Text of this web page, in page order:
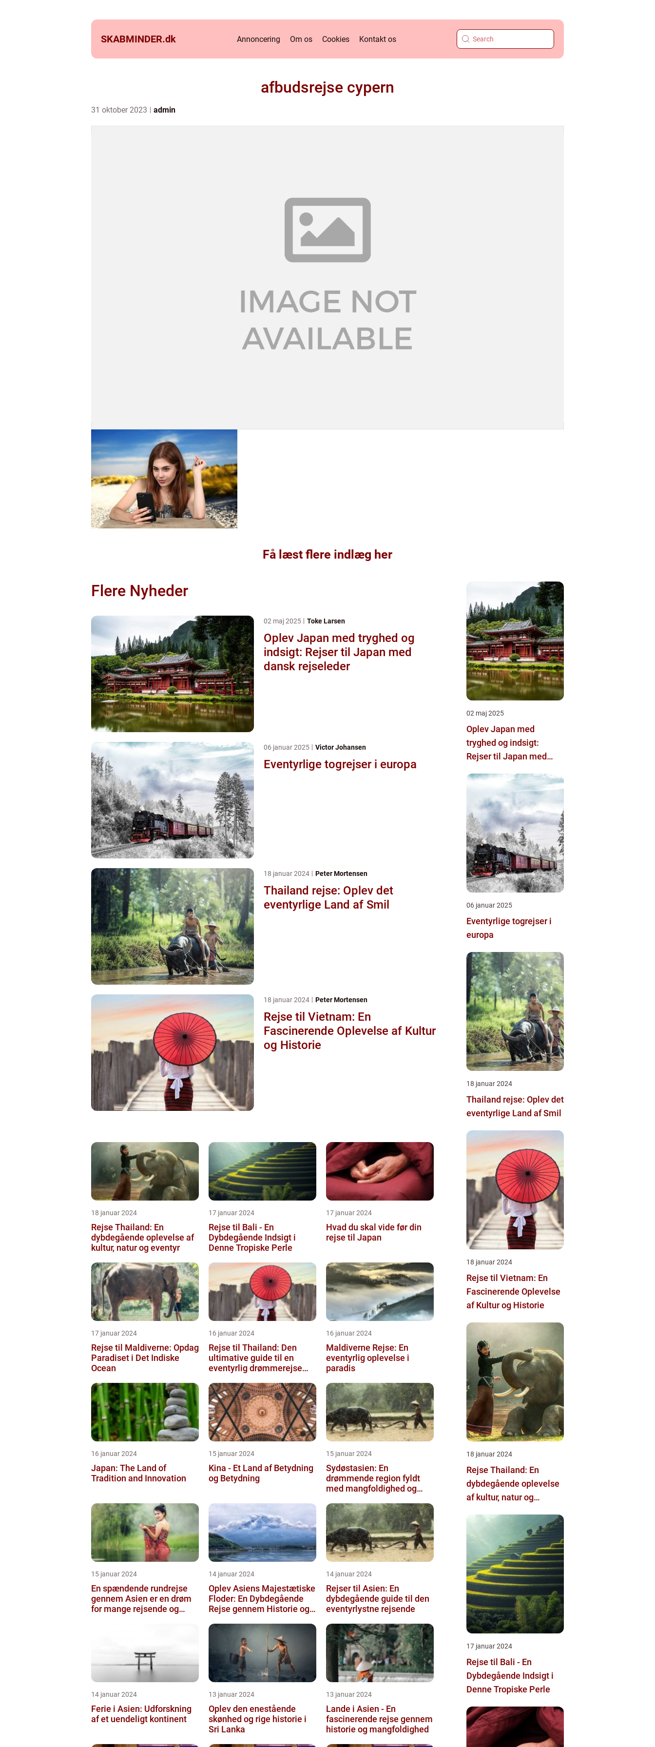
SKABMINDER.dk Annoncering Om os Cookies Kontakt os
afbudsrejse cypern
31 oktober 2023 admin
Få læst flere indlæg her
Flere Nyheder
02 maj 2025 Toke Larsen
Oplev Japan med tryghed og
indsigt: Rejser til Japan med
dansk rejseleder
06 januar 2025 Victor Johansen
Eventyrlige togrejser i europa
18 januar 2024 Peter Mortensen
Thailand rejse: Oplev det
eventyrlige Land af Smil
18 januar 2024 Peter Mortensen
Rejse til Vietnam: En
Fascinerende Oplevelse af Kultur
og Historie
18 januar 2024
Rejse Thailand: En
dybdegående oplevelse af
kultur, natur og eventyr
17 januar 2024
Rejse til Bali - En
Dybdegående Indsigt i
Denne Tropiske Perle
17 januar 2024
Hvad du skal vide før din
rejse til Japan
17 januar 2024
Rejse til Maldiverne: Opdag
Paradiset i Det Indiske
Ocean
16 januar 2024
Rejse til Thailand: Den
ultimative guide til en
eventyrlig drømmerejse
16 januar 2024
Maldiverne Rejse: En
eventyrlig oplevelse i
paradis
16 januar 2024
Japan: The Land of
Tradition and Innovation
15 januar 2024
Kina - Et Land af Betydning
og Betydning
15 januar 2024
Sydøstasien: En
drømmende region fyldt
med mangfoldighed og
15 januar 2024
En spændende rundrejse
gennem Asien er en drøm
for mange rejsende og
14 januar 2024
Oplev Asiens Majestætiske
Floder: En Dybdegående
Rejse gennem Historie og
14 januar 2024
Rejser til Asien: En
dybdegående guide til den
eventyrlystne rejsende
14 januar 2024
Ferie i Asien: Udforskning
af et uendeligt kontinent
13 januar 2024
Oplev den enestående
skønhed og rige historie i
Sri Lanka
13 januar 2024
Lande i Asien - En
fascinerende rejse gennem
historie og mangfoldighed
02 maj 2025
Oplev Japan med
tryghed og indsigt:
Rejser til Japan med
06 januar 2025
Eventyrlige togrejser i
europa
18 januar 2024
Thailand rejse: Oplev det
eventyrlige Land af Smil
18 januar 2024
Rejse til Vietnam: En
Fascinerende Oplevelse
af Kultur og Historie
18 januar 2024
Rejse Thailand: En
dybdegående oplevelse
af kultur, natur og
17 januar 2024
Rejse til Bali - En
Dybdegående Indsigt i
Denne Tropiske Perle